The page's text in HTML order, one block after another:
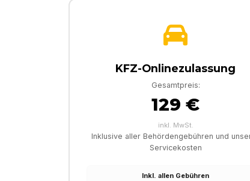
KFZ-Onlinezulassung
Gesamtpreis:
129 €
inkl. MwSt.
Inklusive aller Behördengebühren und
Servicekosten
Inkl. allen Gebühren